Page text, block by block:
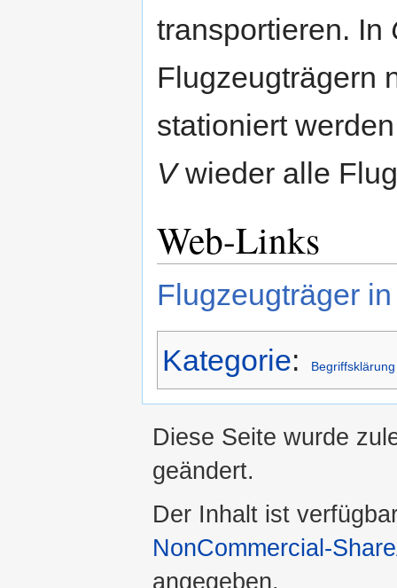
transportieren. In
Flugzeugträgern
stationiert
Vwieder alle
Web-Links
Flugzeugträger
Kategorie: Begriffsklärung
Diese Seite wurde
geändert.
Der Inhalt ist
NonCommercial-
angegeben.